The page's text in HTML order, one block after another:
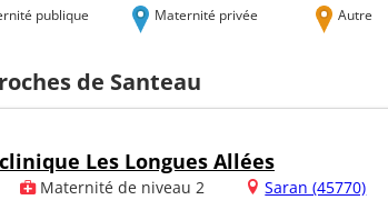
publique Maternité privée Autre
de Santeau
Les Longues Allées
Maternité de niveau 2 Saran (45770)